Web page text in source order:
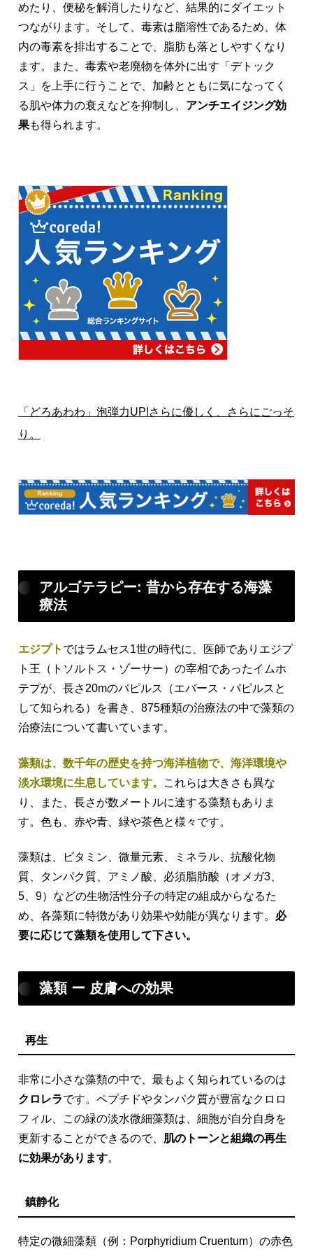
めたり、便秘を解消したりなど、結果的にダイエット
つながります。そして、毒素は脂溶性であるため、体
内の毒素を排出することで、脂肪も落としやすくなり
ます。また、 毒素や老廃物を体外に出す「デトック
ス」を上手に行うことで、加齢とともに気になってく
る肌や体力の衰えなどを抑制し、 アンチエイジング効
果も得られます。
「どろあわわ」泡弾力UP!さらに優しく、さらにごっそ
り。
アルゴテラピー: 昔から存在する海藻
療法
エジプト ではラムセス1世の時代に、医師でありエジプ
ト王（トソルトス・ゾーサー）の宰相であったイムホ
テプが、長さ20mのパピルス（エバース・パピルスと
して知られる）を書き、875種類の治療法の中で藻類の
治療法について書いています。
藻類は、数千年の歴史を持つ海洋植物で、海洋環境や
淡水環境に生息しています。
これらは大きさも異な
り、また、長さが数メートルに達する藻類もありま
す。色も、赤や青、緑や茶色と様々です。
藻類は、ビタミン、微量元素、ミネラル、抗酸化物
質、タンパク質、アミノ酸、必須脂肪酸（オメガ3、
5、9）などの生物活性分子の特定の組成からなるた
め、各藻類に特徴があり効果や効能が異なります。 必
要に応じて藻類を使用して下さい。
藻類 ー 皮膚への効果
再生
非常に小さな藻類の中で、最もよく知られているのは
クロレラです。ペプチドやタンパク質が豊富なクロロ
フィル、この緑の淡水微細藻類は、細胞が自分自身を
更新することができるので、 肌のトーンと組織の再生
に効果があります。
鎮静化
特定の微細藻類（例：Porphyridium Cruentum）の赤色